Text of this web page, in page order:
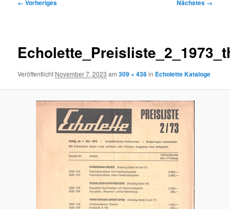
← Vorheriges Nächstes →
Veröffentlicht November 7, 2023 am309 × 438in Echolette Kataloge